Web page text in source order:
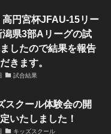
高円宮杯JFAU-15リー
県3部Aリーグの試
したので結果を報告
きます。
試合結果
スクール体験会の開
いたしました！
キッズスクール